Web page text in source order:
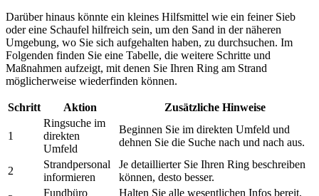
Darüber hinaus könnte ein kleines Hilfsmittel wie ein feiner Sieb
oder eine Schaufel hilfreich sein, um den Sand in der näheren
Umgebung, wo Sie sich aufgehalten haben, zu durchsuchen. Im
Folgenden finden Sie eine Tabelle, die weitere Schritte und
Maßnahmen aufzeigt, mit denen Sie Ihren Ring am Strand
möglicherweise wiederfinden können.
Schritt Aktion Zusätzliche Hinweise
1
Ringsuche im
direkten
Umfeld
Beginnen Sie im direkten Umfeld und
dehnen Sie die Suche nach und nach aus.
2
Strandpersonal
informieren
Je detaillierter Sie Ihren Ring beschreiben
können, desto besser.
Fundbüro Halten Sie alle wesentlichen Infos bereit,